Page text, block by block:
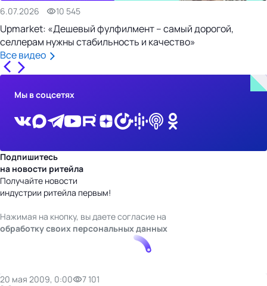
6.07.2026 10 545
Upmarket: «Дешевый фулфилмент – самый дорогой,
селлерам нужны стабильность и качество»
Все видео
Мы в соцсетях
Подпишитесь
на новости ритейла
Получайте новости
индустрии ритейла первым!
Нажимая на кнопку, вы даете согласие на
обработку своих персональных данных
20 мая 2009, 0:00 7 101